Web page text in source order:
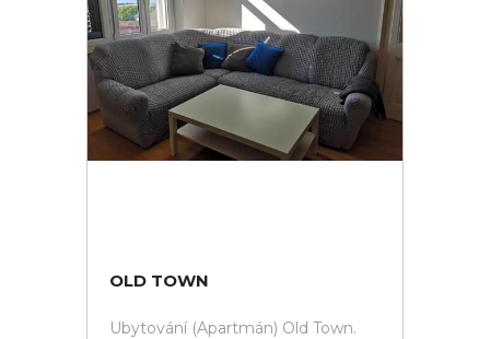
OLD TOWN
Ubytování (Apartmán) Old Town.